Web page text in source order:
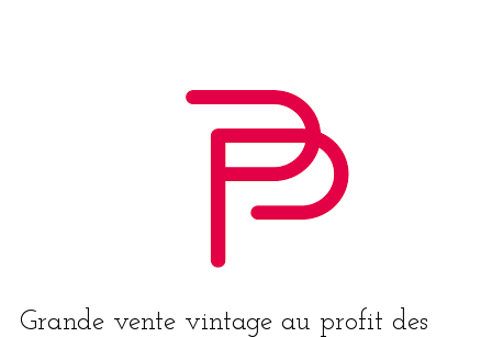
Grande vente vin­tage au pro­fit des